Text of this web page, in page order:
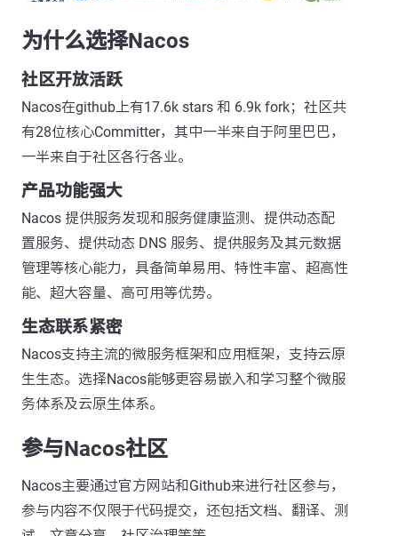
为什么选择Nacos
社区开放活跃
Nacos在github上有17.6k stars 和 6.9k fork；社区共
有28位核心Committer，其中一半来自于阿里巴巴，
一半来自于社区各行各业。 ​
产品功能强大
Nacos 提供服务发现和服务健康监测、提供动态配
置服务、提供动态 DNS 服务、提供服务及其元数据
管理等核心能力，具备简单易用、特性丰富、超高性
能、超大容量、高可用等优势。 ​
生态联系紧密
Nacos支持主流的微服务框架和应用框架，支持云原
生生态。选择Nacos能够更容易嵌入和学习整个微服
务体系及云原生体系。 ​
参与Nacos社区
Nacos主要通过官方网站和Github来进行社区参与，
参与内容不仅限于代码提交，还包括文档、翻译、测